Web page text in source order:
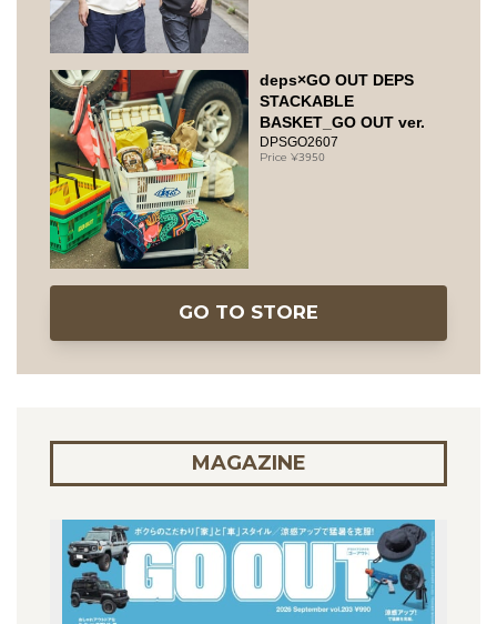
deps×GO OUT DEPS
STACKABLE
BASKET_GO OUT ver.
DPSGO2607
3950
GO TO STORE
MAGAZINE